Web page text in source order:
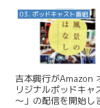
03. ポッドキャスト番組
吉本興行がAmazon
リジナルポッドキ
～」の配信を開始し